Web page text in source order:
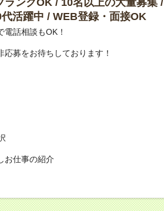
活躍中 / WEB登録・面接OK
話相談もOK！
募をお待ちしております！
お仕事の紹介